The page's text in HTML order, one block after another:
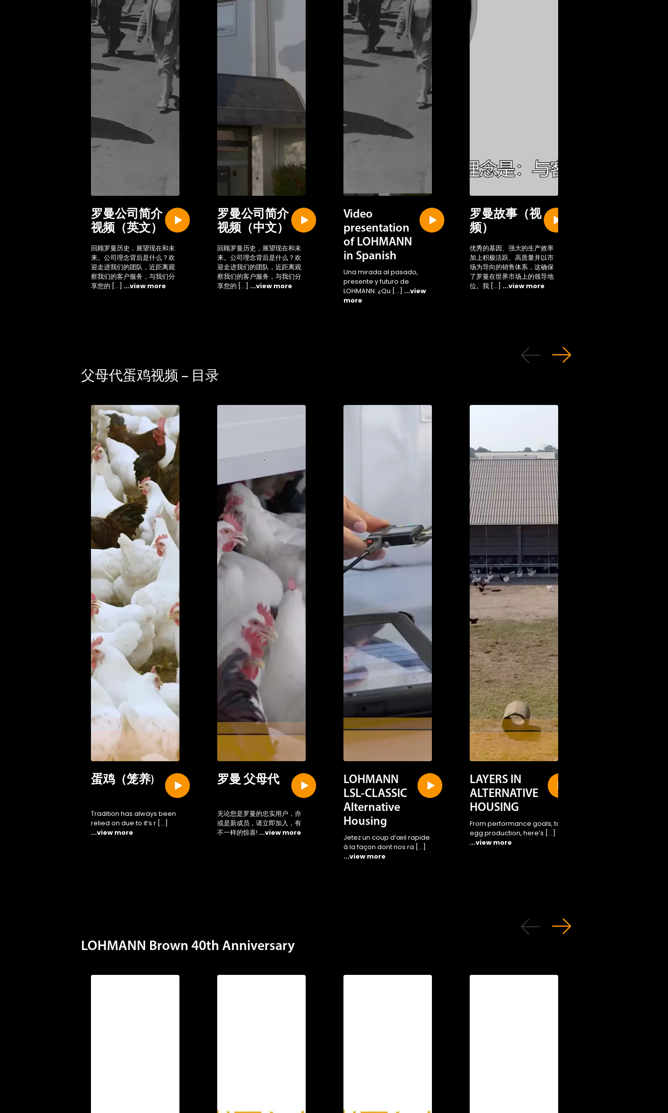
must
be
given
access
to all
the
tiers
of the
aviary
system.
罗曼公司简介
视频（英文）
回顾罗曼历史，展望现在和未
来。公司理念背后是什么？欢
迎走进我们的团队，近距离观
察我们的客户服务，与我们分
享您的 […] ...view more
罗曼公司简介
视频（中文）
回顾罗曼历史，展望现在和未
来。公司理念背后是什么？欢
迎走进我们的团队，近距离观
察我们的客户服务，与我们分
享您的 […] ...view more
Video
presentation
of LOHMANN
in Spanish
Una mirada al pasado,
presente y futuro de
LOHMANN. ¿Qu […] ...view
more
罗曼故事（视
频）
优秀的基因、强大的生产效率
加上积极活跃、高质量并以市
场为导向的销售体系，这确保
了罗曼在世界市场上的领导地
位。我 […] ...view more
父母代蛋鸡视频 – 目录
蛋鸡（笼养)
Tradition has always been
relied on due to it’s r […]
...view more
罗曼 父母代
无论您是罗曼的忠实用户，亦
或是新成员，请立即加入，有
不一样的惊喜! ...view more
LOHMANN
LSL-CLASSIC
Alternative
Housing
Jetez un coup d’œil rapide
à la façon dont nos ra […]
...view more
LAYERS IN
ALTERNATIVE
HOUSING
From performance goals, to
egg production, here’s […]
...view more
LOHMANN Brown 40th Anniversary